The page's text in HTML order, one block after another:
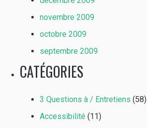
novembre 2009
octobre 2009
septembre 2009
CATÉGORIES
3 Questions à / Entretiens (58)
Accessibilité (11)